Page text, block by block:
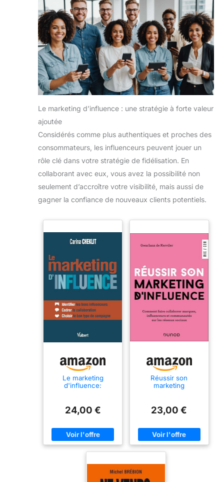
Le marketing d’influence : une stratégie à forte valeur
ajoutée
Considérés comme plus authentiques et proches des
consommateurs, les influenceurs peuvent jouer un
rôle clé dans votre stratégie de fidélisation. En
collaborant avec eux, vous avez la possibilité non
seulement d’accroître votre visibilité, mais aussi de
gagner la confiance de nouveaux clients potentiels.
Le marketing
d'influence:
Cadrer la
collaboration -
de campagne
24,00 €
Réussir son
marketing
collaborer marques,
influenceurs et
les réseaux sociaux
23,00 €